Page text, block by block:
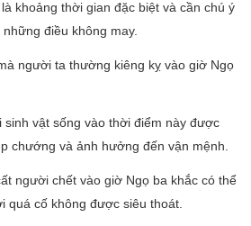
khoảng thời gian đặc biệt và cần chú ý
điều không may.
người ta thường kiêng kỵ vào giờ Ngọ
sinh vật sống vào thời điểm này được
chướng và ảnh hưởng đến vận mệnh.
người chết vào giờ Ngọ ba khắc có thể
quá cố không được siêu thoát.